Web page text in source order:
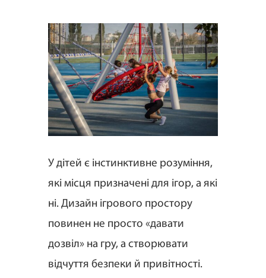
У дітей є інстинктивне розуміння,
які місця призначені для ігор, а які
ні. Дизайн ігрового простору
повинен не просто «давати
дозвіл» на гру, а створювати
відчуття безпеки й привітності.